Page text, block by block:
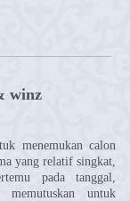
winz
menemukan calon
yang relatif singkat,
pada tanggal,
memutuskan untuk